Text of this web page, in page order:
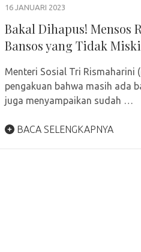
16 JANUARI 2023
Bakal Dihapus! Mensos
Bansos yang Tidak
Menteri Sosial Tri Rismaharini
pengakuan bahwa masih ada
juga menyampaikan sudah …
BACA SELENGKAPNYA